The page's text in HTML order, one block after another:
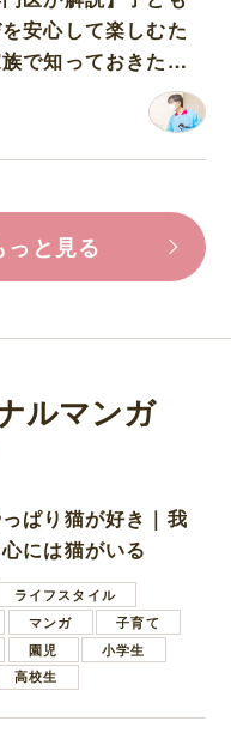
安心して楽しむた
で知っておきたい
っと見る
ルマンガ
っぱり猫が好き｜我
には猫がいる
ライフスタイル
マンガ
子育て
園児
小学生
高校生